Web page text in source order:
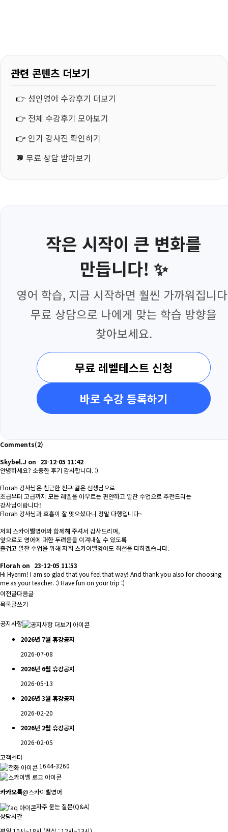
관련 콘텐츠 더보기
👉 성인영어 수강후기 더보기
👉 전체 수강후기 모아보기
👉 인기 강사진 확인하기
💬 무료 상담 받아보기
작은 시작이 큰 변화를
만듭니다! ✨
영어 학습, 지금 시작하면 훨씬 가까워집니
무료 상담으로 나에게 맞는 학습 방향을
찾아보세요.
무료 레벨테스트 신청
바로 수강 등록하기
Comments(2)
Skybel.J on 23-12-05 11:42
안녕하세요? 소중한 후기 감사합니다. :)
Florah 강사님은 친근한 친구 같은 선생님으로
초급부터 고급까지 모든 레벨을 아우르는 편안하고 알찬 수업으로 추천드리는
강사님이랍니다!
Florah 강사님과 호흡이 잘 맞으셨다니 정말 다행입니다~
저희 스카이벨영어와 함께해 주셔서 감사드리며,
앞으로도 영어에 대한 두려움을 이겨내실 수 있도록
즐겁고 알찬 수업을 위해 저희 스카이벨영어도 최선을 다하겠습니다.
Florah on 23-12-05 11:53
Hi Hyerim! I am so glad that you feel that way! And thank you also for choosing
me as your teacher. :) Have fun on your trip :)
이전글다음글
목록글쓰기
공지사항
2026년 7월 휴강공지
2026-07-08
2026년 6월 휴강공지
2026-05-13
2026년 3월 휴강공지
2026-02-20
2026년 2월 휴강공지
2026-02-05
고객센터
1644-3260
카카오톡@스카이벨영어
자주 묻는 질문(Q&A)
상담시간